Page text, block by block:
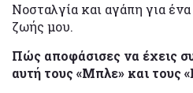
Νοσταλγία και αγάπη για
ζωής μου.
Πώς αποφάσισες να έχεις
αυτή τους «Μπλε» και τους